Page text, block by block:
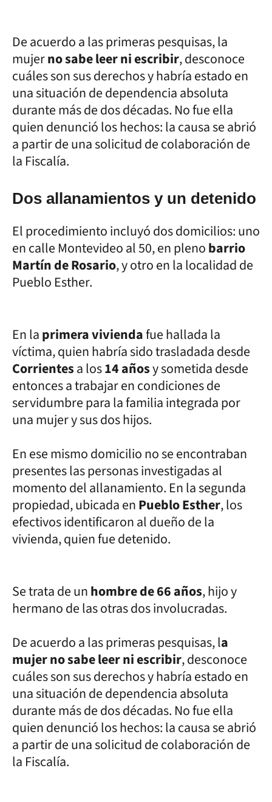
De acuerdo a las primeras pesquisas, la
mujerno sabe leer ni escribir, desconoce
cuáles son sus derechos y habría estado en
una situación de dependencia absoluta
durante más de dos décadas. No fue ella
quien denunció los hechos: la causa se abrió
a partir de una solicitud de colaboración de
la Fiscalía.
Dos allanamientos y un detenido
El procedimiento incluyó dos domicilios: uno
en calle Montevideo al 50, en plenobarrio
Martín de Rosario, y otro en la localidad de
Pueblo Esther.
En laprimera viviendafue hallada la
víctima, quien habría sido trasladada desde
Corrientesa los14 añosy sometida desde
entonces a trabajar en condiciones de
servidumbre para la familia integrada por
una mujer y sus dos hijos.
En ese mismo domicilio no se encontraban
presentes las personas investigadas al
momento del allanamiento. En la segunda
propiedad, ubicada enPueblo Esther, los
efectivos identificaron al dueño de la
vivienda, quien fue detenido.
Se trata de unhombre de 66 años, hijo y
hermano de las otras dos involucradas.
De acuerdo a las primeras pesquisas, la
mujer no sabe leer ni escribir, desconoce
cuáles son sus derechos y habría estado en
una situación de dependencia absoluta
durante más de dos décadas. No fue ella
quien denunció los hechos: la causa se abrió
a partir de una solicitud de colaboración de
la Fiscalía.